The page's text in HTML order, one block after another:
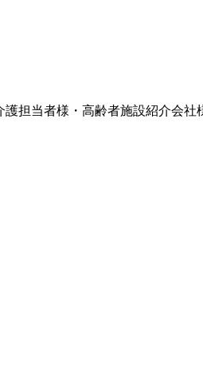
担当者様・高齢者施設紹介会社